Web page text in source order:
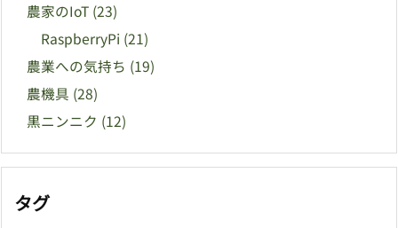
農家のIoT (23)
RaspberryPi (21)
農業への気持ち (19)
農機具 (28)
黒ニンニク (12)
タグ